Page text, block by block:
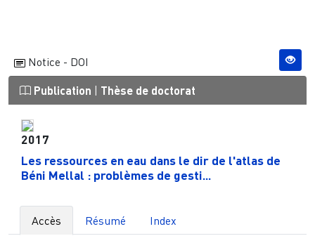
Notice - DOI
Publication Thèse de doctorat
2017
Les ressources en eau dans le dir de l'atlas de
Béni Mellal : problèmes de gesti...
Accès Résumé Index